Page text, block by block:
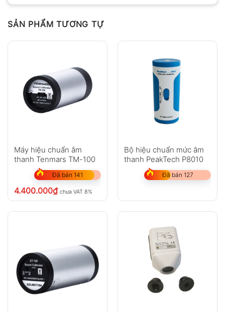
SẢN PHẨM TƯƠNG TỰ
Máy hiệu chuẩn âm
thanh Tenmars TM-100
Đã bán 141
4.400.000₫ chưa VAT 8%
Bộ hiệu chuẩn mức âm
thanh PeakTech P8010
Đã bán 127